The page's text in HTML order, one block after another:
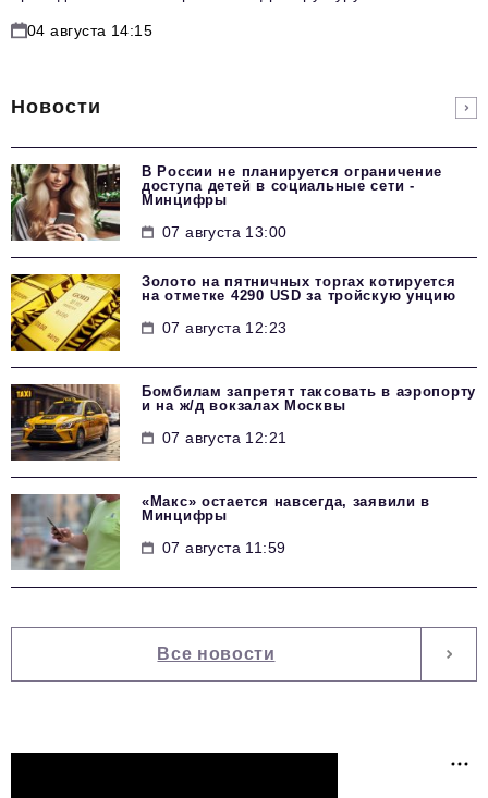
04 августа 14:15
Новости
В России не планируется ограничение
доступа детей в социальные сети -
Минцифры
07 августа 13:00
Золото на пятничных торгах котируется
на отметке 4290 USD за тройскую унцию
07 августа 12:23
Бомбилам запретят таксовать в аэропорту
и на ж/д вокзалах Москвы
07 августа 12:21
«Макс» остается навсегда, заявили в
Минцифры
07 августа 11:59
Все новости